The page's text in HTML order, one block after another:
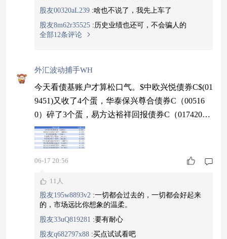
股友00320aL239 :啥也不说了，我先上车了
股友8m62r35525 : 历史业绩也还可，不会骗人的
全部12条评论
外汇波动捕手WH
今天看债基账户才算松口气。$中欧兴悦债券C$(01
9451)又收了4个蛋，华泰保兴尊合债券C（00516
0）碎了3个蛋，易方达裕祥回报债券C（017420）
碎了13个蛋。它近一年涨了3.15%，在这种市场环
境下还能天天收蛋，底层资产靠谱，现在利率震荡
06-17 20:56
11人
股友195w8893v2 :一切都会过去的，一切都会好起来
的，市场远比你想象的温柔。
股友33uQ819281 :要有耐心
股友q682797x88 :买点试试看吧